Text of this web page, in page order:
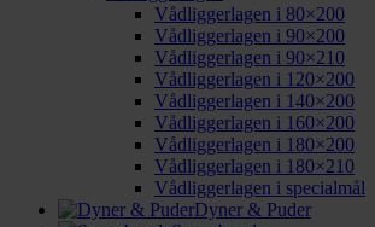
Vådliggerlagen i 80×200
Vådliggerlagen i 90×200
Vådliggerlagen i 90×210
Vådliggerlagen i 120×200
Vådliggerlagen i 140×200
Vådliggerlagen i 160×200
Vådliggerlagen i 180×200
Vådliggerlagen i 180×210
Vådliggerlagen i specialmål
Dyner & Puder